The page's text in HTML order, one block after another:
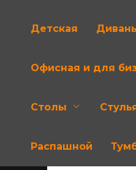
Детская
Офисная и для
Столы
Распашной